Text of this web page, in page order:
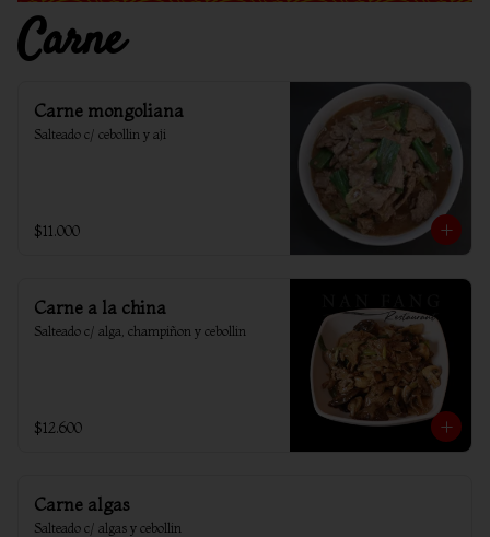
Carne
Carne mongoliana
Salteado c/ cebollin y aji
$11.000
Carne a la china
Salteado c/ alga, champiñon y cebollin
$12.600
Carne algas
Salteado c/ algas y cebollin